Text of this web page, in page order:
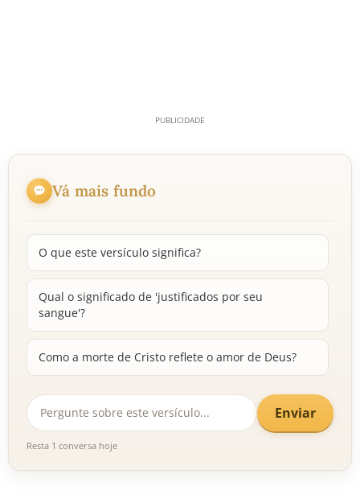
Vá mais fundo
O que este versículo significa?
Qual o significado de 'justificados por seu
sangue'?
Como a morte de Cristo reflete o amor de Deus?
Enviar
Resta 1 conversa hoje